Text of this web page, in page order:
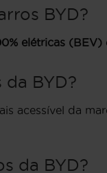
BYD?
elétricas (BEV)
BYD?
acessível da
da BYD?